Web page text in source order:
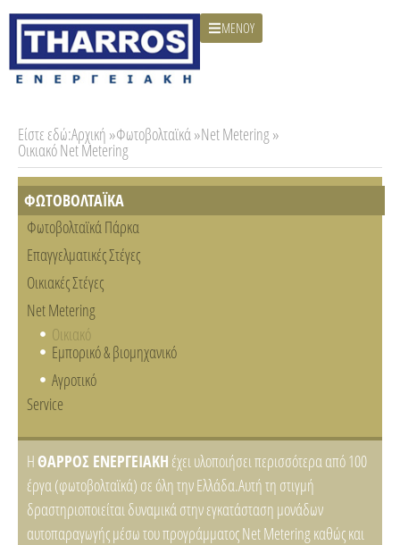
ΜΕΝΟΥ
Είστε εδώ:Αρχική »Φωτοβολταϊκά »Net Metering »
Οικιακό Net Metering
ΦΩΤΟΒΟΛΤΑΪΚΑ
Φωτοβολταϊκά Πάρκα
Επαγγελματικές Στέγες
Οικιακές Στέγες
Net Metering
Οικιακό
Εμπορικό & βιομηχανικό
Αγροτικό
Service
HΘΑΡΡΟΣ ΕΝΕΡΓΕΙΑΚΗ έχει υλοποιήσει περισσότερα από 100
έργα (φωτοβολταϊκά) σε όλη την Ελλάδα.Αυτή τη στιγμή
δραστηριοποιείται δυναμικά στην εγκατάσταση μονάδων
αυτοπαραγωγής μέσω του προγράμματος Net Metering καθώς και